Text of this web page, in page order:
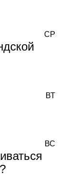
СР
ВТ
ВС